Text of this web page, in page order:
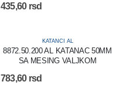
435,60 rsd
KATANCI AL
8872.50.200 AL KATANAC 50MM
SA MESING VALJKOM
783,60 rsd